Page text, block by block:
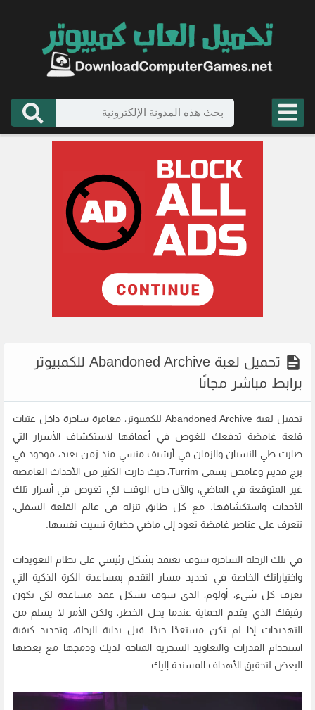
تحميل لعبة Abandoned Archive للكمبيوتر
برابط مباشر مجانًا
تحميل لعبة Abandoned Archive للكمبيوتر، مغامرة ساحرة داخل عتبات
قلعة غامضة تدفعك للغوص في أعماقها لاستكشاف الأسرار التي
صارت طي النسيان والزمان في أرشيف منسي منذ زمن بعيد، موجود في
برج قديم وغامض يسمى Turrim، حيث دارت الكثير من الأحداث الغامضة
غير المتوقعة في الماضي، والآن حان الوقت لكي تغوص في أسرار تلك
الأحداث واستكشافها. مع كل طابق تنزله في عالم القلعة السفلي،
تتعرف على عناصر غامضة تعود إلى ماضي حضارة نسيت نفسها.
في تلك الرحلة الساحرة سوف تعتمد بشكل رئيسي على نظام التعويذات
واختياراتك الخاصة في تحديد مسار التقدم بمساعدة الكرة الذكية التي
تعرف كل شيء، أولوم، الذي سوف يشكل عقد مساعدة لكي يكون
رفيقك الذي يقدم الحماية عندما يحل الخطر، ولكن الأمر لا يسلم من
التهديدات إذا لم تكن مستعدًا جيدًا قبل بداية الرحلة، وتحديد كيفية
استخدام القدرات والتعاويذ السحرية المتاحة لديك ودمجها مع بعضها
البعض لتحقيق الأهداف المسندة إليك.